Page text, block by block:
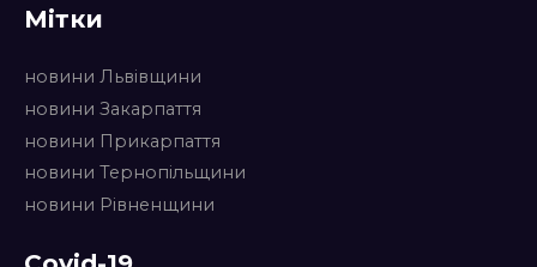
Мітки
новини Львівщини
новини Закарпаття
новини Прикарпаття
новини Тернопільщини
новини Рівненщини